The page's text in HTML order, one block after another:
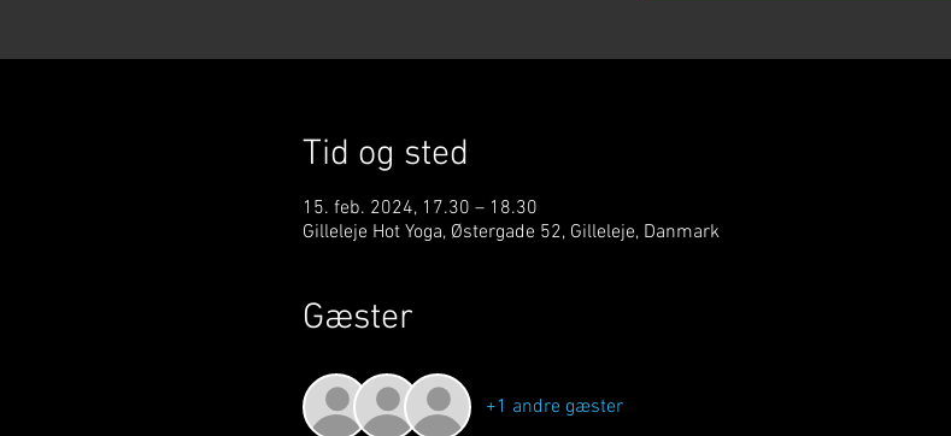
Tid og sted
15. feb. 2024, 17.30 – 18.30
Gilleleje Hot Yoga, Østergade 52, Gilleleje, Danmark
Gæster
+1 andre gæster